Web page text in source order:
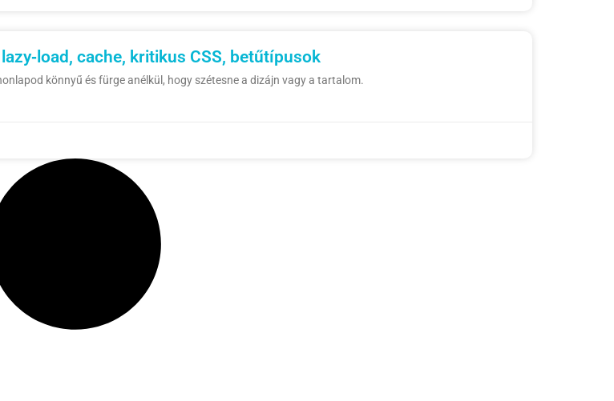
cache, kritikus CSS, betűtípusok
könnyű és fürge anélkül, hogy szétesne a dizájn vagy a tartalom.